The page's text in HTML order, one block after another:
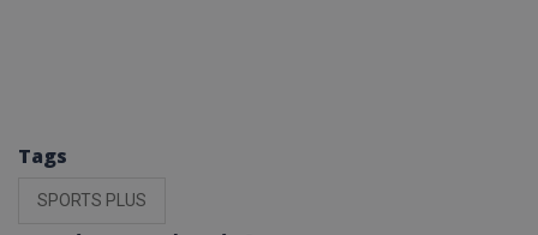
Tags
SPORTS PLUS